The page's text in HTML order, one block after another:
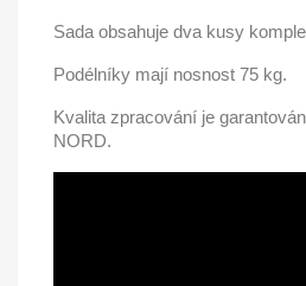
Sada obsahuje dva kusy
Podélníky mají nosnost 75 kg.
Kvalita zpracování je
NORD.